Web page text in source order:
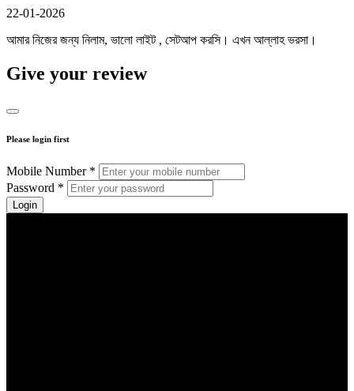
22-01-2026
আমার নিজের জন্য নিলাম, ভালো লাইট , সেটআপ করসি। এখন আল্লাহ ভরসা।
Give your review
Please login first
Mobile Number *
Password *
Login